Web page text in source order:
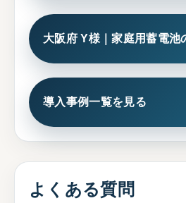
大阪府 Y様｜家庭用蓄電池
導入事例一覧を見る
よくある質問